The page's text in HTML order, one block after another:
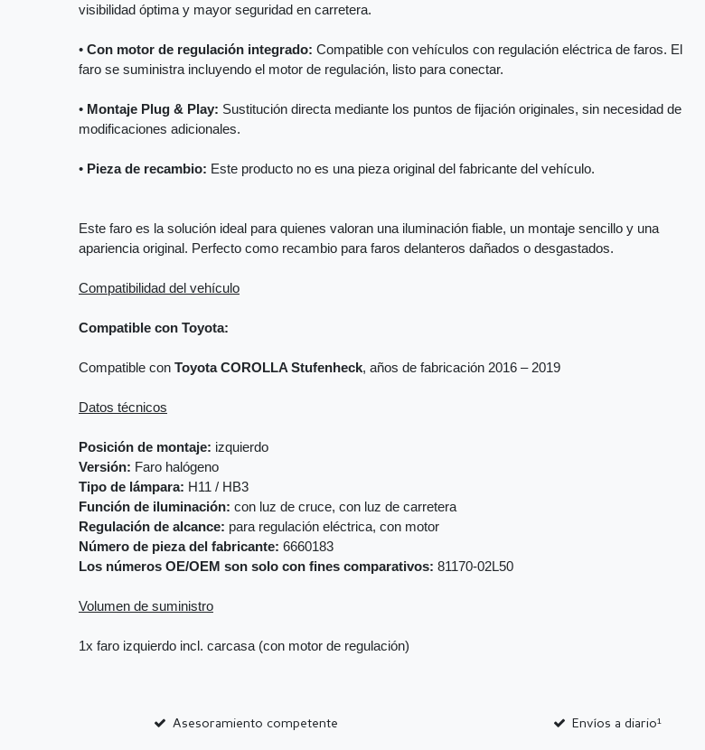
visibilidad óptima y mayor seguridad en carretera.
• Con motor de regulación integrado: Compatible con vehículos con regulación eléctrica de faros. El
faro se suministra incluyendo el motor de regulación, listo para conectar.
• Montaje Plug & Play: Sustitución directa mediante los puntos de fijación originales, sin necesidad de
modificaciones adicionales.
• Pieza de recambio: Este producto no es una pieza original del fabricante del vehículo.
Este faro es la solución ideal para quienes valoran una iluminación fiable, un montaje sencillo y una
apariencia original. Perfecto como recambio para faros delanteros dañados o desgastados.
Compatibilidad del vehículo
Compatible con Toyota:
Compatible con Toyota COROLLA Stufenheck, años de fabricación 2016 – 2019
Datos técnicos
Posición de montaje: izquierdo
Versión: Faro halógeno
Tipo de lámpara: H11 / HB3
Función de iluminación: con luz de cruce, con luz de carretera
Regulación de alcance: para regulación eléctrica, con motor
Número de pieza del fabricante: 6660183
Los números OE/OEM son solo con fines comparativos: 81170-02L50
Volumen de suministro
1x faro izquierdo incl. carcasa (con motor de regulación)
Asesoramiento competente Envíos a diario¹